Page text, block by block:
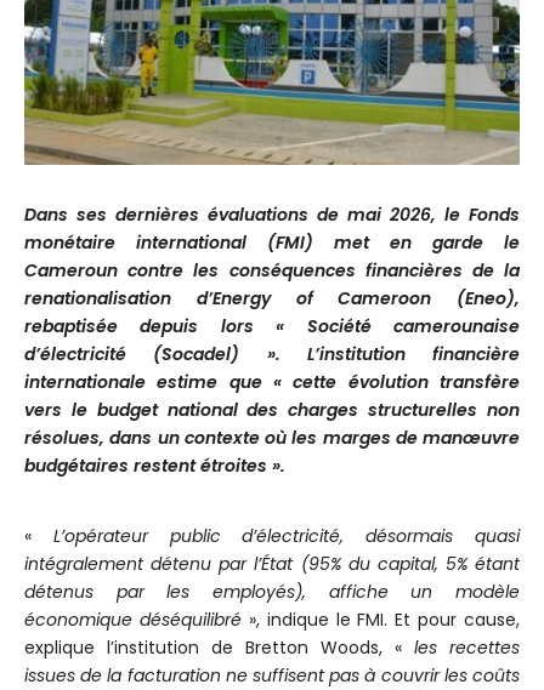
Dans ses dernières évaluations de mai 2026, le Fonds
monétaire international (FMI) met en garde le
Cameroun contre les conséquences financières de la
renationalisation d’Energy of Cameroon (Eneo),
rebaptisée depuis lors « Société camerounaise
d’électricité (Socadel) ». L’institution financière
internationale estime que « cette évolution transfère
vers le budget national des charges structurelles non
résolues, dans un contexte où les marges de manœuvre
budgétaires restent étroites ».
« L’opérateur public d’électricité, désormais quasi
intégralement détenu par l’État (95% du capital, 5% étant
détenus par les employés), affiche un modèle
économique déséquilibré», indique le FMI. Et pour cause,
explique l’institution de Bretton Woods, « les recettes
issues de la facturation ne suffisent pas à couvrir les coûts